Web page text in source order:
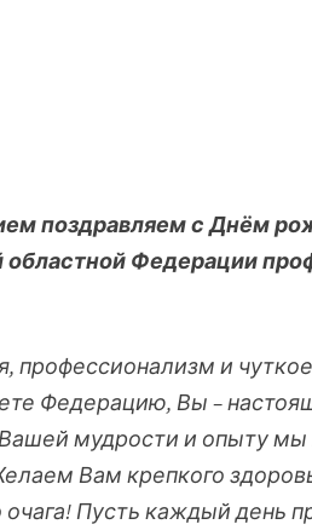
поздравляем с Днём
Федерации
профессионализм и
Федерацию, Вы –
мудрости и опыту
Вам крепкого
Пусть каждый день